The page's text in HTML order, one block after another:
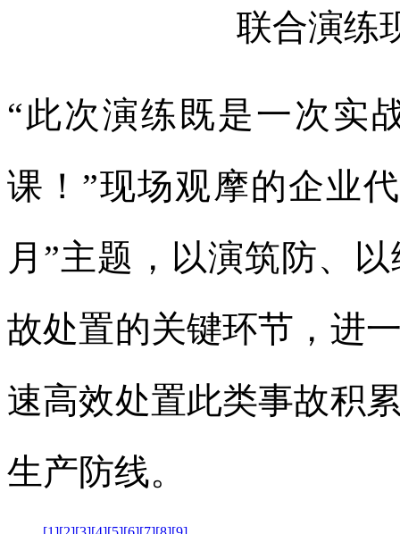
联合演练
“此次演练既是一次实
课！”现场观摩的企业
月”主题，以演筑防、
故处置的关键环节，进
速高效处置此类事故积
生产防线。